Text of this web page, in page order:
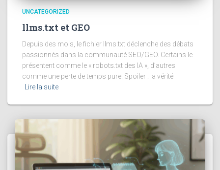
UNCATEGORIZED
llms.txt et GEO
Depuis des mois, le fichier llms.txt déclenche des débats
passionnés dans la communauté SEO/GEO. Certains le
présentent comme le « robots.txt des IA », d’autres
comme une perte de temps pure. Spoiler : la vérité
Lire la suite